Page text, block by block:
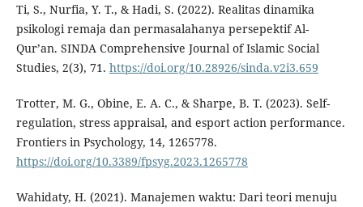
Ti, S., Nurfia, Y. T., & Hadi, S. (2022). Realitas dinamika
psikologi remaja dan permasalahanya persepektif Al-
Qur’an. SINDA Comprehensive Journal of Islamic Social
Studies, 2(3), 71. https://doi.org/10.28926/sinda.v2i3.659
Trotter, M. G., Obine, E. A. C., & Sharpe, B. T. (2023). Self-
regulation, stress appraisal, and esport action performance.
Frontiers in Psychology, 14, 1265778.
https://doi.org/10.3389/fpsyg.2023.1265778
Wahidaty, H. (2021). Manajemen waktu: Dari teori menuju